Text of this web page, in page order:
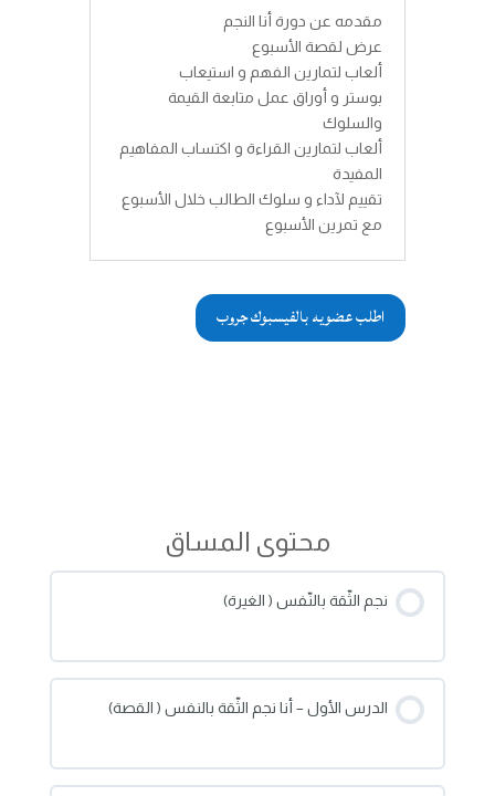
مقدمه عن دورة أنا النجم
عرض لقصة الأسبوع
ألعاب لتمارين الفهم و استيعاب
بوستر و أوراق عمل متابعة القيمة
والسلوك
ألعاب لتمارين القراءة و اكتساب المفاهيم
المفيدة
تقييم لآداء و سلوك الطالب خلال الأسبوع
مع تمرين الأسبوع
اطلب عضويه بالفيسبوك جروب
محتوى المساق
نجم الثّقة بالنّفس ( الغيرة)
الدرس الأول – أنا نجم الثّقة بالنفس ( القصة)